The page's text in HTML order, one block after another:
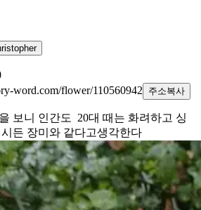
word.com/flower/110560942
주소복사
보니 인간도 20대 때는 화려하고 싱
든 장미와 같다고생각한다